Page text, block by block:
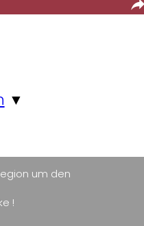
▼
um den
!